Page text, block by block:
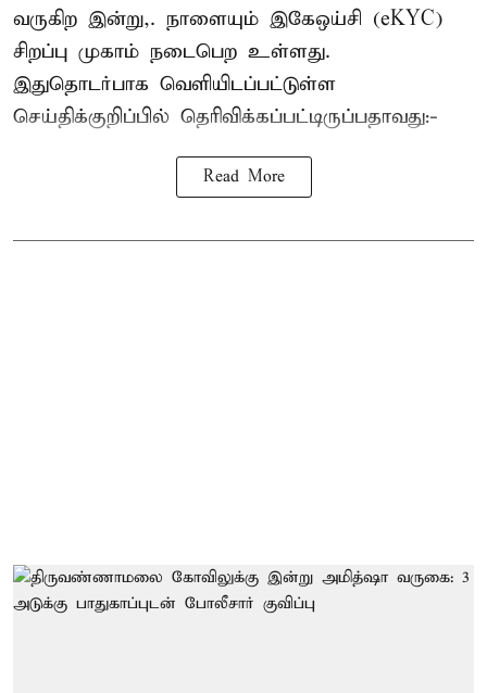
வருகிற இன்று,. நாளையும் இகேஒய்சி (eKYC)
சிறப்பு முகாம் நடைபெற உள்ளது.
இதுதொடர்பாக வெளியிடப்பட்டுள்ள
செய்திக்குறிப்பில் தெரிவிக்கப்பட்டிருப்பதாவது:-
Read More